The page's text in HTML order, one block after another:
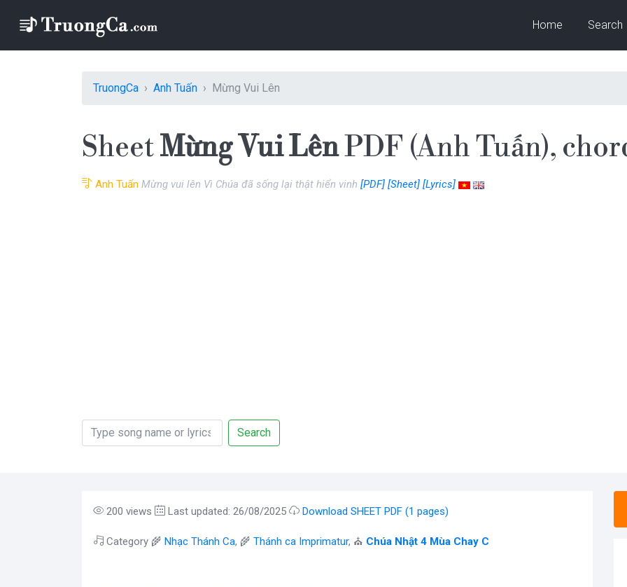
Home Search
TruongCa Anh Tuấn Mừng Vui Lên
SheetMừng Vui LênPDF (Anh Tuấn),
Anh Tuấn Mừng vui lên Vì Chúa đã sống lại thật hiển vinh [PDF] [Sheet] [Lyrics]
Search
200 views Last updated: 26/08/2025 Download SHEET PDF (1 pages)
Category 🌾 Nhạc Thánh Ca, 🌾 Thánh ca Imprimatur, ⛪ Chúa Nhật 4 Mùa Chay C